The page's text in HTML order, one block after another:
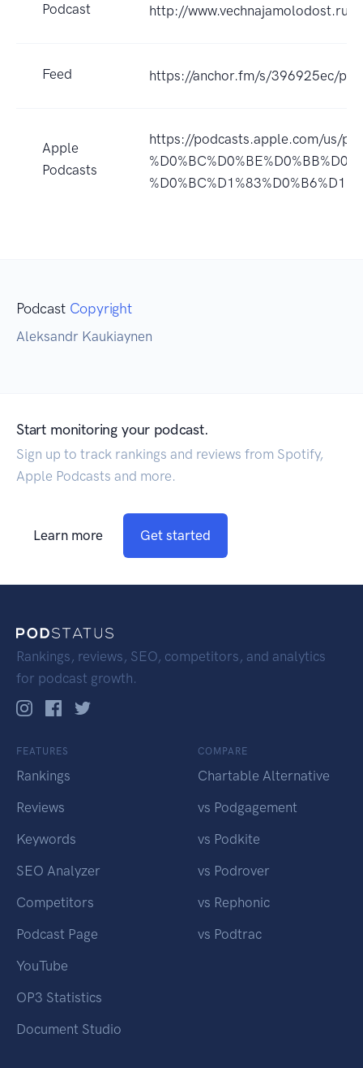
Podcast http://www.vechnajamolodost.ru
Feed https://anchor.fm/s/396925ec/
Apple
Podcasts
https://podcasts.apple.com/us/
Podcast Copyright
Aleksandr Kaukiaynen
Start monitoring your podcast.
Sign up to track rankings and reviews from Spotify,
Apple Podcasts and more.
Learn more Get started
Rankings, reviews, SEO, competitors, and analytics
for podcast growth.
FEATURES
Rankings
Reviews
Keywords
SEO Analyzer
Competitors
Podcast Page
YouTube
OP3 Statistics
Document Studio
COMPARE
Chartable Alternative
vs Podgagement
vs Podkite
vs Podrover
vs Rephonic
vs Podtrac